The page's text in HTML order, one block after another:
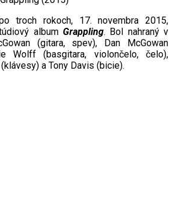
troch rokoch, 17. novembra 2015,
album Grappling. Bol nahraný v
(gitara, spev), Dan McGowan
Wolff (basgitara, violončelo, čelo),
a Tony Davis (bicie).